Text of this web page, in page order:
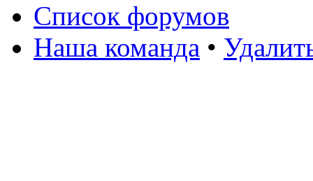
Список форумов
Наша команда •